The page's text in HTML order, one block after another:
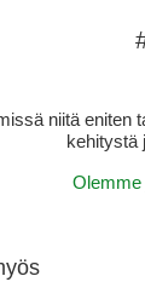
niitä
kehitystä
Olemme